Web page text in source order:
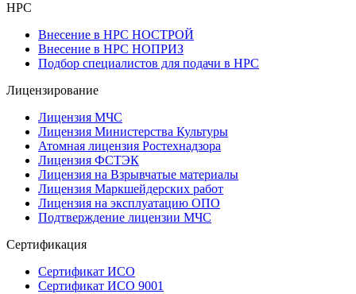
НРС
Внесение в НРС НОСТРОЙ
Внесение в НРС НОПРИЗ
Подбор специалистов для подачи в НРС
Лицензирование
Лицензия МЧС
Лицензия Министерства Культуры
Атомная лицензия Ростехнадзора
Лицензия ФСТЭК
Лицензия на Взрывчатые материалы
Лицензия Маркшейдерских работ
Лицензия на эксплуатацию ОПО
Подтверждение лицензии МЧС
Сертификация
Сертификат ИСО
Сертификат ИСО 9001